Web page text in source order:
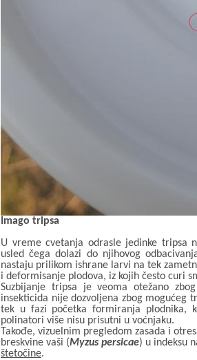
Imago tripsa
U vreme cvetanja odrasle jedinke tripsa
usled čega dolazi do njihovog
nastaju prilikom ishrane larvi na tek
i deformisanje plodova, iz kojih često curi
Suzbijanje tripsa je veoma otežano
insekticida nije dozvoljena zbog mogućeg
tek u fazi početka formiranja plodnika,
polinatori više nisu prisutni u voćnjaku.
Takođe, vizuelnim pregledom zasada i
breskvine vaši (Myzus persicae) u indeksu
štetočine.